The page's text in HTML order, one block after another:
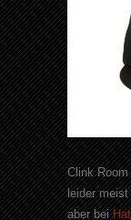
Clink
leider
aber bei